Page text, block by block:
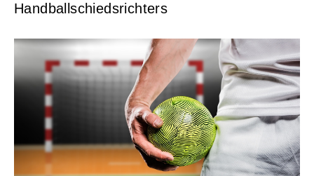
Handballschiedsrichters